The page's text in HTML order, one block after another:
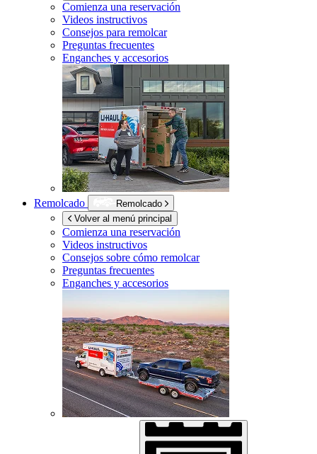
Comienza una reservación
Videos instructivos
Consejos para remolcar
Preguntas frecuentes
Enganches y accesorios
Remolcado
Remolcado
Volver al menú principal
Comienza una reservación
Videos instructivos
Consejos sobre cómo remolcar
Preguntas frecuentes
Enganches y accesorios